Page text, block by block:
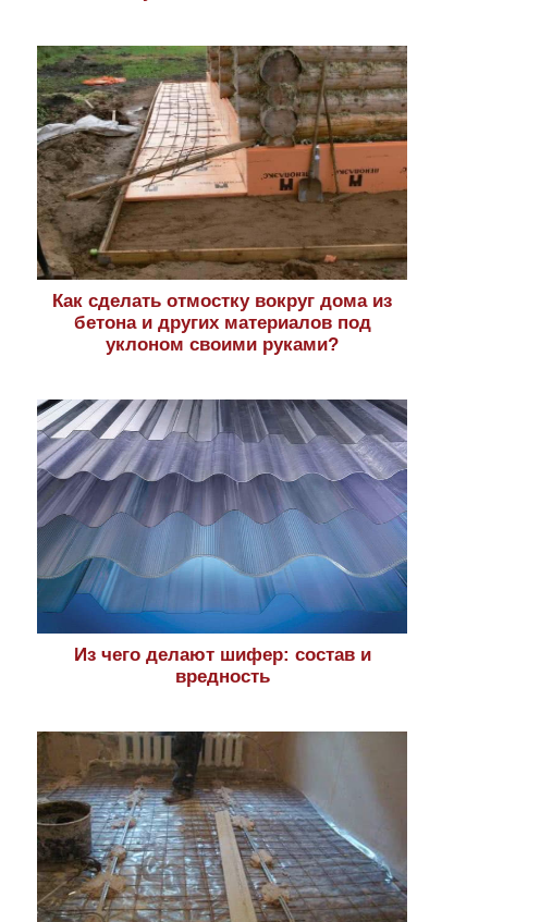
Как сделать отмостку вокруг дома из
бетона и других материалов под
уклоном своими руками?
Из чего делают шифер: состав и
вредность